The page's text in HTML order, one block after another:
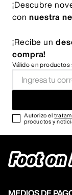
¡Descubre
con nuestra
¡Recibe un
compra!
Válido en
Autorizo el
productos y
MEDIOS DE